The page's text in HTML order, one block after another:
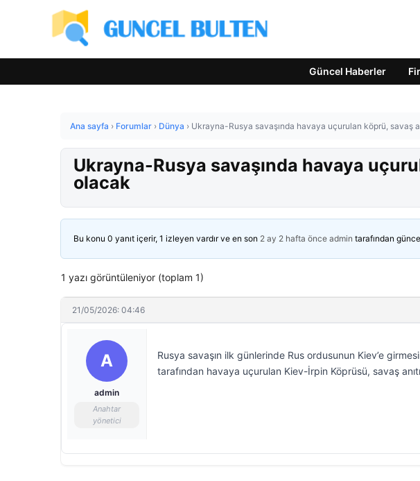
Güncel Haberler
Ana sayfa › Forumlar › Dünya › Ukrayna-Rusya savaşında havaya uçurulan köprü, savaş
Ukrayna-Rusya savaşında havaya
olacak
Bu konu 0 yanıt içerir, 1 izleyen vardır ve en son 2 ay 2 hafta önce admin tarafından
1 yazı görüntüleniyor (toplam 1)
21/05/2026: 04:46
A
admin
Anahtar
yönetici
Rusya savaşın ilk günlerinde Rus ordusunun Kiev’e
tarafından havaya uçurulan Kiev-İrpin Köprüsü, savaş